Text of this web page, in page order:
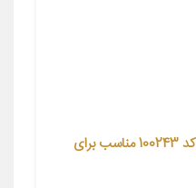
کابل گاز شرکت تکنو کابل سبزوار کد 100243 مناسب برای